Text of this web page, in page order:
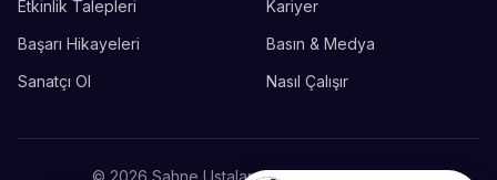
Etkinlik Talepleri
Başarı Hikayeleri
Sanatçı Ol
Kariyer
Basın & Medya
Nasıl Çalışır
© 2026 Sahne Ustaları. Tüm hakları saklıdır.
Merhaba! Size nasıl yardımcı
bize ulaşabilirsiniz.
Merhaba! Bilgi almak istiyorum.